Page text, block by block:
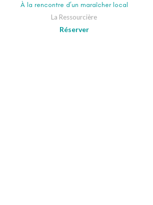
À la rencontre d’un maraîcher local
La Ressourcière
Réserver